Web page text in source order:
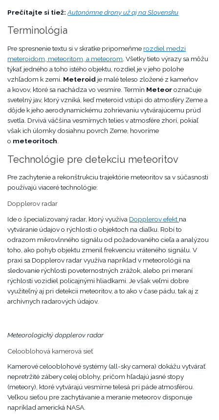
Prečítajte si tiež: Autonómne drony už aj na Slovensku
Terminológia
Pre spresnenie textu si v skratke pripomeňme rozdiel medzi
meteroidom, meteoritom, a meteorom . Všetky tieto výrazy sa môžu
týkať jedného a toho istého objektu, rozdiel je v jeho polohe
vzhľadom k zemi. Meteroid je malé teleso zložené z kameňov
a kovov, ktoré sa nachádza vo vesmíre. Termín Meteoroznačuje
svetelný jav, ktorý vzniká, keď meteroid vstúpi do atmosféry Zeme a
dôjde k jeho aerodynamickému zohrievaniu vytvárajúcemu prúd
svetla. Drvivá väčšina vesmírnych telies v atmosfére zhorí, pokiaľ
však ich úlomky dosiahnu povrch Zeme, hovoríme
o meteoritoch
Technológie pre detekciu meteoritov
Pre zachytenie a rekonštrukciu trajektórie meteoritov sa v súčasnosti
používajú viaceré technológie:
Dopplerov radar
Ide o špecializovaný radar, ktorý využíva Dopplerov efekt na
vytváranie údajov o rýchlosti o objektoch na diaľku. Robí to
odrazom mikrovlnného signálu od požadovaného cieľa a analýzou
toho, ako pohyb objektu zmenil frekvenciu vráteného signálu. V
praxi sa Dopplerov radar využíva napríklad v meteorológii na
sledovanie rýchlosti poveternostných zrážok, alebo pri meraní
rýchlosti vozidiel policajnými hliadkami. Je však veľmi dobre
využiteľný aj pri detekcii meteoritov, a to ako v čase pádu, tak aj z
archívnych radarových údajov.
Meteorologický dopplerov radar
Celooblohová kamerová sieť
Kamerové celooblohové systémy (all-sky camera) dokážu vytvárať
nepretržité zábery celej oblohy, pričom hľadajú jasné stopy
(meteory), ktoré vytvárajú vesmírne telesá pri páde atmosférou.
Veľkou sieťou pre zachytávanie a meranie meteorov disponuje
napríklad americká NASA.